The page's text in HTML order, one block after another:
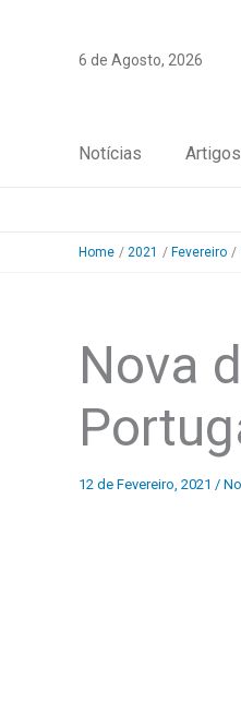
6 de Agosto, 2026
Notícias Artigos
Home 2021 Fevereiro
Nova
12 de Fevereiro, 2021 /